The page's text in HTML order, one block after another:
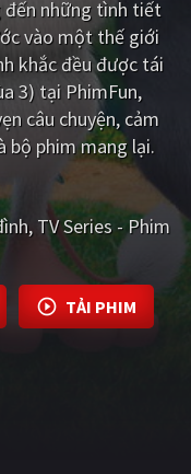
Quốc - Hồng Kông
đến những tình tiết
vào một thế giới
khắc đều được tái
3) tại PhimFun,
câu chuyện, cảm
bộ phim mang lại.
TV Series - Phim
TẢI PHIM